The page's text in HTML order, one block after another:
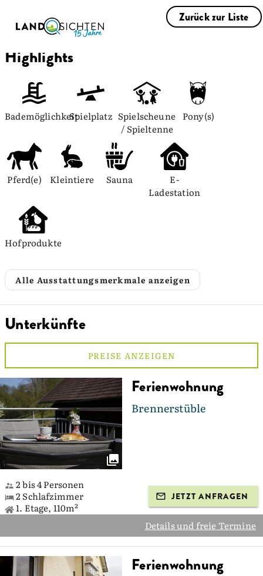
Zurück zur Liste
Highlights
BademöglichkeitSpielplatz Spielscheune
/ Spieltenne
Pony(s)
Pferd(e) Kleintiere Sauna
E-
Ladestation
Hofprodukte
Alle Ausstattungsmerkmale anzeigen
Unterkünfte
PREISE ANZEIGEN
Ferienwohnung
Brennerstüble
2 bis 4 Personen
2 Schlafzimmer
1. Etage, 110m²
JETZT ANFRAGEN
Details und freie Termine
Ferienwohnung